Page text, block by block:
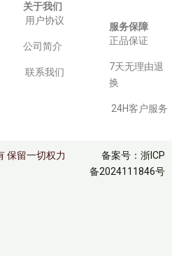
关于我们
用户协议
公司简介
联系我们
服务保障
正品保证
7天无理由退
换
24H客户服务
有 保留一切权力 备案号：浙ICP
备2024111846号